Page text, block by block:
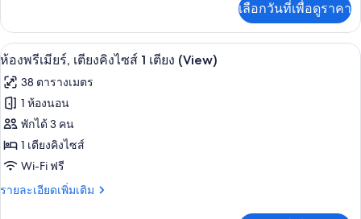
สวีท,
เตียง
คิง
ไซส์
เตียง,
ปลอด
เกี่ยว
กับ
ห้อง
ดิ
โอ
สวี
ท,
เตียง
คิง
ไซส์
1
เลือกวันที่เพื่อดูราคา
เปิด
ภาพถ่าย
ทั้งหมด
ของ
ห้อง
พรีเมียร์,
เตียง
เครื่องนอนระดับพรีเมียม, ผ้านวมขนเ
8
ห้องพรีเมียร์, เตียงคิงไซส์ 1 เตียง (View)
38 ตารางเมตร
1 ห้องนอน
พักได้ 3 คน
1 เตียงคิงไซส์
Wi-Fi ฟรี
รายละเอียดเพิ่มเติม
ราย